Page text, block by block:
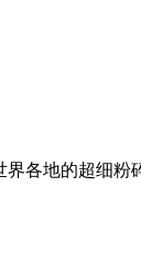
各地的超细